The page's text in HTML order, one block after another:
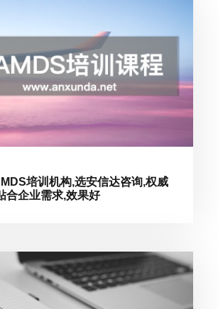
培训机构,选安信达咨询,权威
合企业需求,效果好